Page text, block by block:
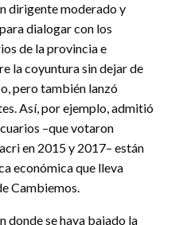
dirigente moderado y
dialogar con los
de la provincia e
la coyuntura sin dejar de
pero también lanzó
Así, por ejemplo, admitió
–que votaron
en 2015 y 2017– están
económica que lleva
Cambiemos.
donde se haya bajado la